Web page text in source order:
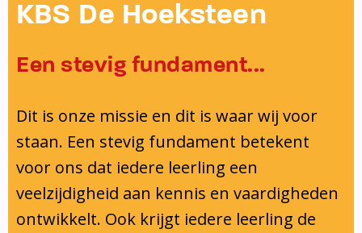
Onderwijsinspectie
KBS De Hoeksteen
Een stevig fundament...
Dit is onze missie en dit is waar wij voor
staan. Een stevig fundament betekent
voor ons dat iedere leerling een
veelzijdigheid aan kennis en vaardigheden
ontwikkelt. Ook krijgt iedere leerling de